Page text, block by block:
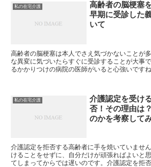
私の在宅介護
高齢者の脳梗塞
早期に受診した
いて
高齢者の脳梗塞は本人でさえ気づかないことが
な異変に気づいたらすぐに受診することが大事
るかかりつけの病院の医師がいると心強いです
私の在宅介護
介護認定を受け
否！その理由は
のかを考察して
介護認定を拒否する高齢者に手を焼いていませ
けることをせずに、自分だけが頑張ればよいと
てしまってからでは遅いのです。介護認定を拒